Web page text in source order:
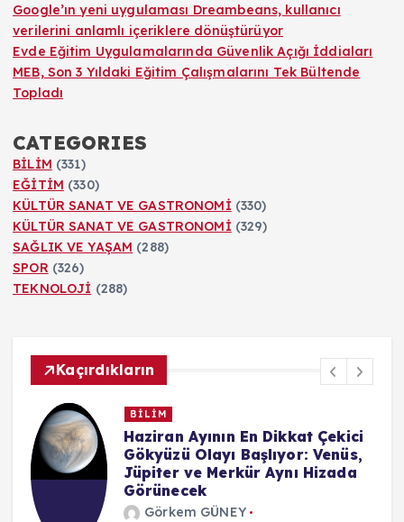
Google’ın yeni uygulaması Dreambeans, kullanıcı
verilerini anlamlı içeriklere dönüştürüyor
Evde Eğitim Uygulamalarında Güvenlik Açığı İddiaları
MEB, Son 3 Yıldaki Eğitim Çalışmalarını Tek Bültende
Topladı
CATEGORIES
BİLİM (331)
EĞİTİM (330)
KÜLTÜR SANAT VE GASTRONOMİ (330)
KÜLTÜR SANAT VE GASTRONOMİ (329)
SAĞLIK VE YAŞAM (288)
SPOR (326)
TEKNOLOJİ (288)
Kaçırdıkların
BİLİM
Haziran Ayının En Dikkat Çekici
Gökyüzü Olayı Başlıyor: Venüs,
Jüpiter ve Merkür Aynı Hizada
Görünecek
Görkem GÜNEY